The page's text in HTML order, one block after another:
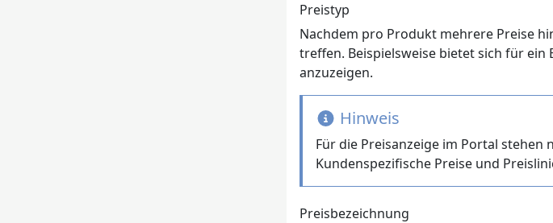
Preistyp
Nachdem pro Produkt mehrere Preise
treffen. Beispielsweise bietet sich für
anzuzeigen.
Hinweis
Für die Preisanzeige im Portal
Kundenspezifische Preise und
Preisbezeichnung